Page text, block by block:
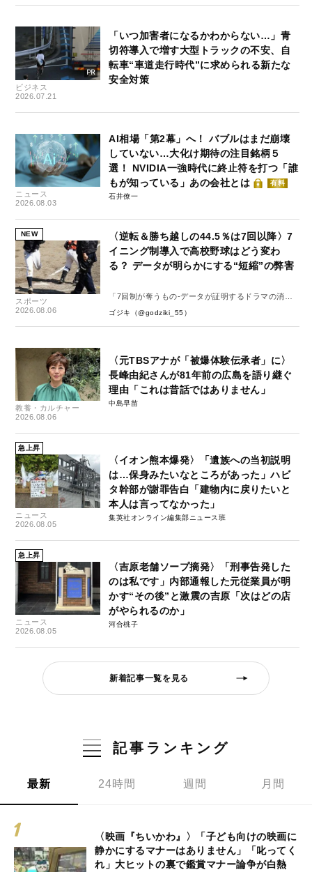
ビジネス
2026.07.21
「いつ加害者になるかわからない…」青
切符導入で増す大型トラックの不安、自
転車“車道走行時代”に求められる新たな
安全対策
ニュース
2026.08.03
AI相場「第2幕」へ！ バブルはまだ崩壊
していない…大化け期待の注目銘柄５
選！ NVIDIA一強時代に終止符を打つ「誰
もが知っている」あの会社とは
有料
石井僚一
NEW
スポーツ
2026.08.06
〈逆転＆勝ち越しの44.5％は7回以降〉7
イニング制導入で高校野球はどう変わ
る？ データが明らかにする“短縮”の弊害
「7回制が奪うもの-データが証明するドラマの消
失-」
ゴジキ（@godziki_55）
教養・カルチャー
2026.08.06
〈元TBSアナが「被爆体験伝承者」に〉
長峰由紀さんが81年前の広島を語り継ぐ
理由「これは昔話ではありません」
中島早苗
急上昇
ニュース
2026.08.05
〈イオン熊本爆発〉「遺族への当初説明
は…保身みたいなところがあった」ハビ
タ幹部が謝罪告白「建物内に戻りたいと
本人は言ってなかった」
集英社オンライン編集部ニュース班
急上昇
ニュース
2026.08.05
〈吉原老舗ソープ摘発〉「刑事告発した
のは私です」内部通報した元従業員が明
かす“その後”と激震の吉原「次はどの店
がやられるのか」
河合桃子
新着記事一覧を見る
記事ランキング
最新 24時間 週間 月間
〈映画『ちいかわ』〉「子ども向けの映画に
静かにするマナーはありません」「叱ってく
れ」大ヒットの裏で鑑賞マナー論争が白熱